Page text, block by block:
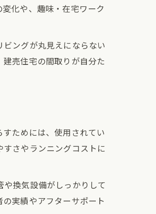
化や、趣味・在宅ワーク
ングが丸見えにならない
売住宅の間取りが自分た
ためには、使用されてい
さやランニングコストに
換気設備がしっかりして
実績やアフターサポート